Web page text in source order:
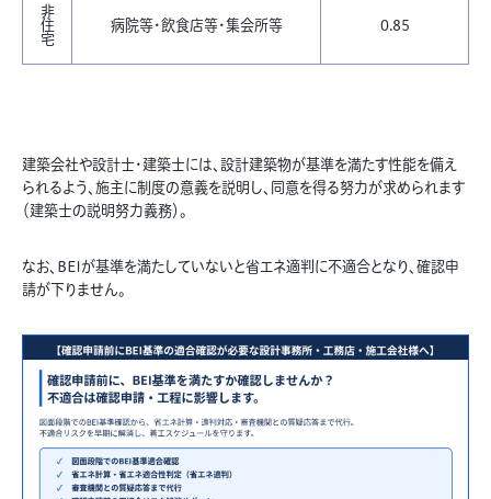
非
住
宅
病院等・飲食店等・集会所等 0.85
建築会社や設計士・建築士には、設計建築物が基準を満たす性能を備え
られるよう、施主に制度の意義を説明し、同意を得る努力が求められます
（建築士の説明努力義務）。
なお、BEIが基準を満たしていないと省エネ適判に不適合となり、確認申
請が下りません。